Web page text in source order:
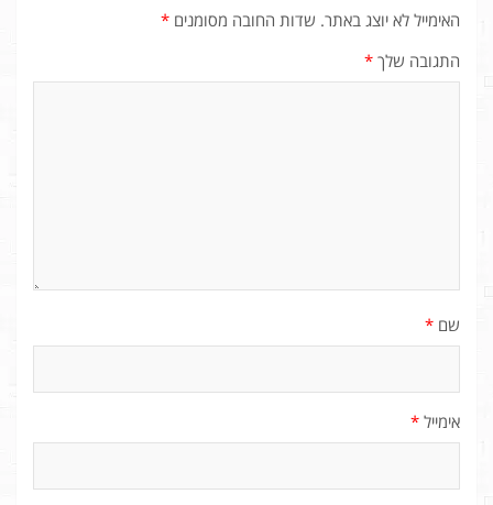
האימייל לא יוצג באתר. שדות החובה מסומנים *
התגובה שלך *
שם *
אימייל *